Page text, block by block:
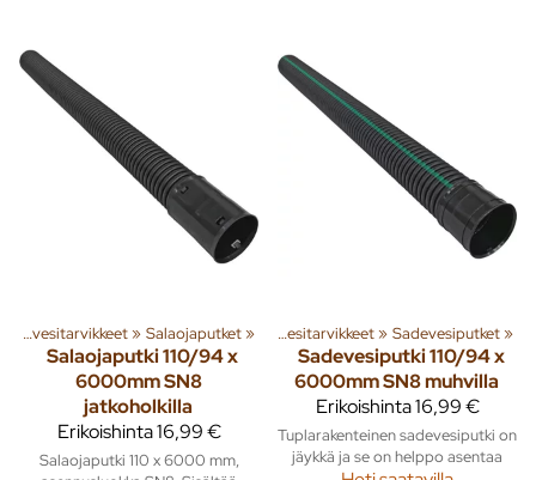
Salaoja- ja sadevesitarvikkeet‪» Salaojaputket‪»
Salaojaputki 110/94 x
6000mm SN8
jatkoholkilla
Erikoishinta16,99 €
Salaojaputki 110 x 6000 mm,
‪»Jäte- ja sadevesi‪» Salaoja- ja sadevesitarvikkeet‪» Sadevesiputket‪»
Sadevesiputki 110/94 x
6000mm SN8 muhvilla
Erikoishinta16,99 €
Tuplarakenteinen sadevesiputki on
jäykkä ja se on helppo asentaa